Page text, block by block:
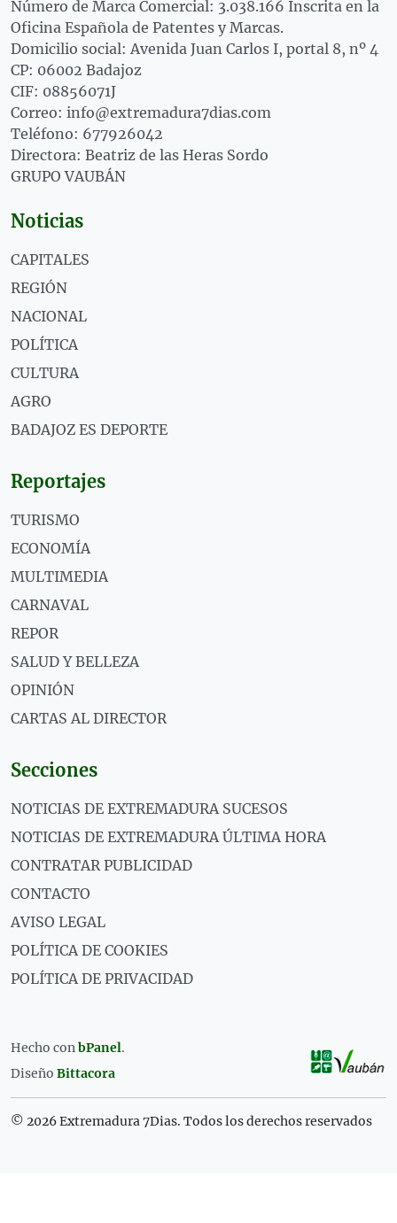
Número de Marca Comercial: 3.038.166 Inscrita en la
Oficina Española de Patentes y Marcas.
Domicilio social: Avenida Juan Carlos I, portal 8, nº 4
CP: 06002 Badajoz
CIF: 08856071J
Correo: info@extremadura7dias.com
Teléfono: 677926042
Directora: Beatriz de las Heras Sordo
GRUPO VAUBÁN
Noticias
CAPITALES
REGIÓN
NACIONAL
POLÍTICA
CULTURA
AGRO
BADAJOZ ES DEPORTE
Reportajes
TURISMO
ECONOMÍA
MULTIMEDIA
CARNAVAL
REPOR
SALUD Y BELLEZA
OPINIÓN
CARTAS AL DIRECTOR
Secciones
NOTICIAS DE EXTREMADURA SUCESOS
NOTICIAS DE EXTREMADURA ÚLTIMA HORA
CONTRATAR PUBLICIDAD
CONTACTO
AVISO LEGAL
POLÍTICA DE COOKIES
POLÍTICA DE PRIVACIDAD
Hecho conbPanel.
Diseño Bittacora
© 2026 Extremadura 7Dias. Todos los derechos reservados